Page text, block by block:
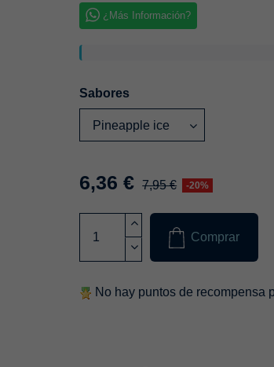
¿Más Información?
Sabores
6,36 € 7,95 € -20%
Comprar
No hay puntos de recompensa